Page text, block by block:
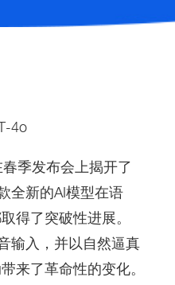
季发布会上揭开了
全新的AI模型在语
得了突破性进展。
输入，并以自然逼真
来了革命性的变化。